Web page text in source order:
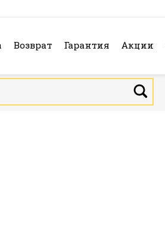
Возврат Гарантия Акции